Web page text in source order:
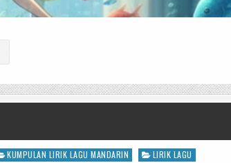
KUMPULAN LIRIK LAGU MANDARIN LIRIK LAGU